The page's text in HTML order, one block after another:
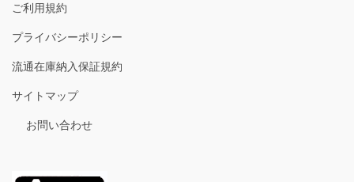
ご利用規約
プライバシーポリシー
流通在庫納入保証規約
サイトマップ
お問い合わせ